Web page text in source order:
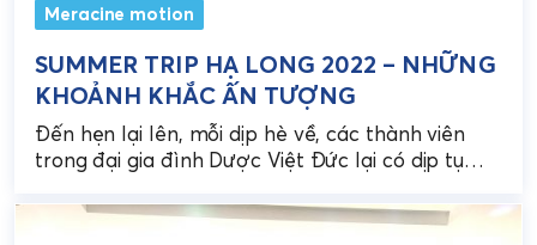
Meracine motion
SUMMER TRIP HẠ LONG 2022 – NHỮNG
KHOẢNH KHẮC ẤN TƯỢNG
Đến hẹn lại lên, mỗi dịp hè về, các thành viên
trong đại gia đình Dược Việt Đức lại có dịp tụ